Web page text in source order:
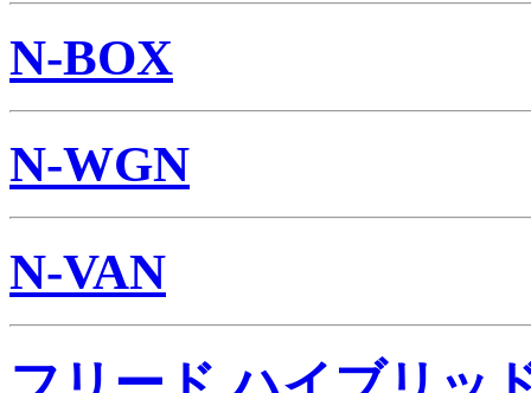
N-BOX
N-WGN
N-VAN